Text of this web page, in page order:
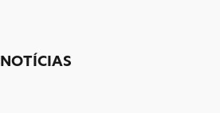
NOTÍCIAS